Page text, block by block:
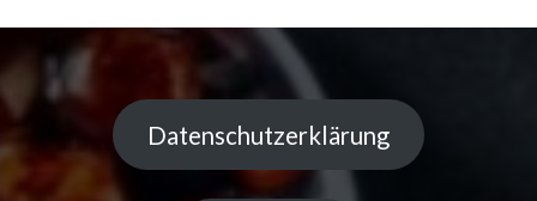
Datenschutzerklärung